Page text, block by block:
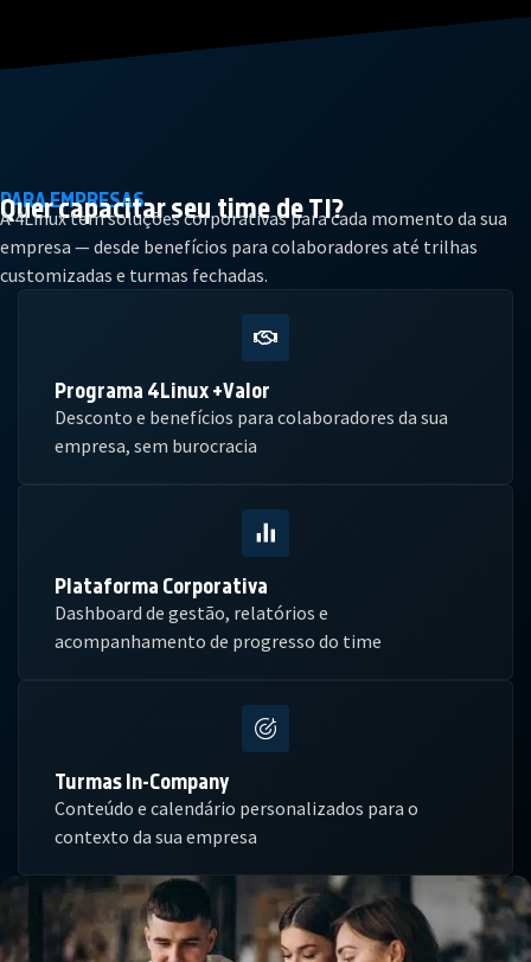
PARA EMPRESAS
Quer capacitar seutime de TI?
A 4Linux tem soluções corporativas para cada momento da sua
empresa — desde benefícios para colaboradores até trilhas
customizadas e turmas fechadas.
Programa 4Linux +Valor
Desconto e benefícios para colaboradores da sua
empresa, sem burocracia
Plataforma Corporativa
Dashboard de gestão, relatórios e
acompanhamento de progresso do time
Turmas In-Company
Conteúdo e calendário personalizados para o
contexto da sua empresa